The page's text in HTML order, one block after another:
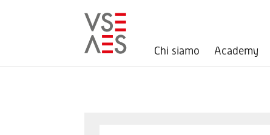
Chi siamo Academy